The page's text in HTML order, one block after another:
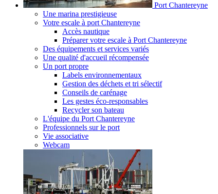
Port Chantereyne
Une marina prestigieuse
Votre escale à port Chantereyne
Accès nautique
Préparer votre escale à Port Chantereyne
Des équipements et services variés
Une qualité d'accueil récompensée
Un port propre
Labels environnementaux
Gestion des déchets et tri sélectif
Conseils de carénage
Les gestes éco-responsables
Recycler son bateau
L'équipe du Port Chantereyne
Professionnels sur le port
Vie associative
Webcam